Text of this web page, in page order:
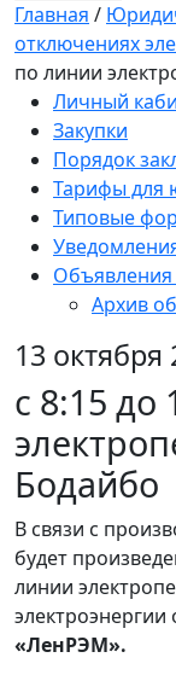
Главная /
отключениях
по линии
Личный
Закупки
Порядок
Тарифы для
Типовые
Объявления
Архив
13 октября
с 8:15 до
Бодайбо
В связи с
будет
линии
электроэнергии
«ЛенРЭМ».